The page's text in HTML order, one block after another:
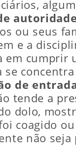
autoridade
ou seus
e a
cumprir
se
de
tende a
dolo,
coagido
não